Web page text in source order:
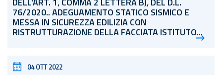
DELL'ART. 1, COMMA 2 LETTERA B), DEL D.L.
76/2020.. ADEGUAMENTO STATICO SISMICO E
MESSA IN SICUREZZA EDILIZIA CON
RISTRUTTURAZIONE DELLA FACCIATA ISTITUTO...
04 OTT 2022